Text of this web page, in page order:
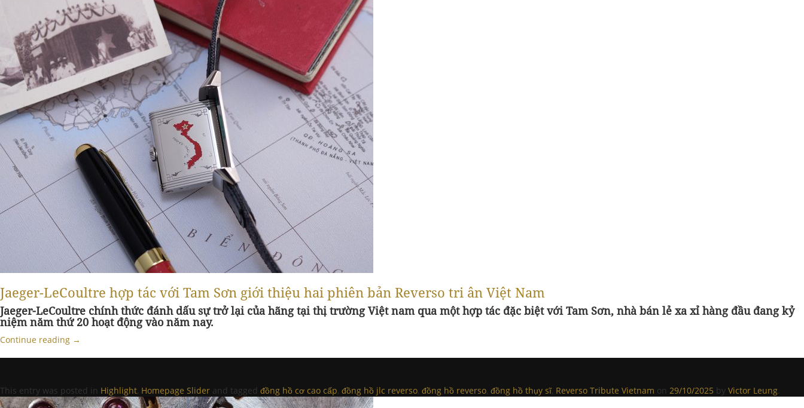
Jaeger-LeCoultre hợp tác với Tam Sơn giới thiệu hai phiên bản Reverso tri ân Việt Nam
Jaeger-LeCoultre chính thức đánh dấu sự trở lại của hãng tại thị trường Việt nam qua một hợp tác đặc biệt với Tam Sơn, nhà bán lẻ xa xỉ hàng đầu đang kỷ
niệm năm thứ 20 hoạt động vào năm nay.
Continue reading →
This entry was posted in Highlight, Homepage Slider and tagged đồng hồ cơ cao cấp, đồng hồ jlc reverso, đồng hồ reverso, đồng hồ thụy sĩ, Reverso Tribute Vietnam on 29/10/2025 by Victor Leung.